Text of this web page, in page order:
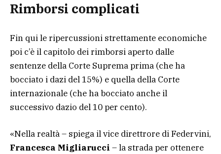
Rimborsi complicati
Fin qui le ripercussioni strettamente economiche
poi c’è il capitolo dei rimborsi aperto dalle
sentenze della Corte Suprema prima (che ha
bocciato i dazi del 15%) e quella della Corte
internazionale (che ha bocciato anche il
successivo dazio del 10 per cento).
«Nella realtà – spiega il vice direttrore di Federvini,
Francesca Migliarucci – la strada per ottenere